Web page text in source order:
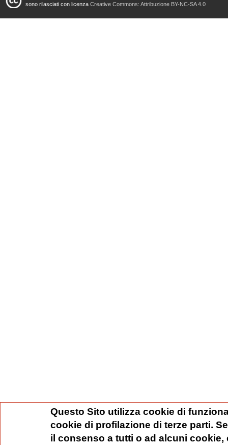
sono rilasciati con licenza Creative Commons: Attribuzione BY-NC-SA 4.0
Questo Sito utilizza cookie di
cookie di profilazione di terze parti.
il consenso a tutti o ad alcuni